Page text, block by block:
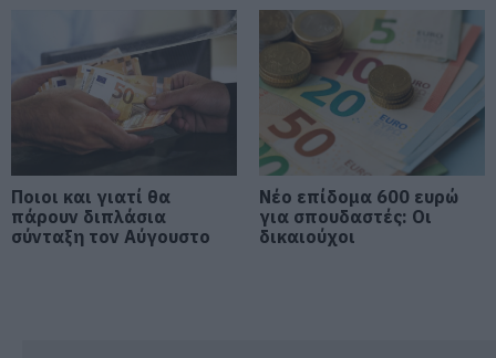
Όμιλος ΔΕΗ: Νέα συμφωνία για
χαρτοφυλάκιο έργων ΑΠΕ
08.08.2026 | 14:40
Σήμερα το μεγαλύτερο πανηγύρι
του καλοκαιριού στην Εύβοια
08.08.2026 | 14:20
Ποιοι και γιατί θα
πάρουν διπλάσια
σύνταξη τον Αύγουστο
Νέο επίδομα 600 ευρώ
για σπουδαστές: Οι
δικαιούχοι